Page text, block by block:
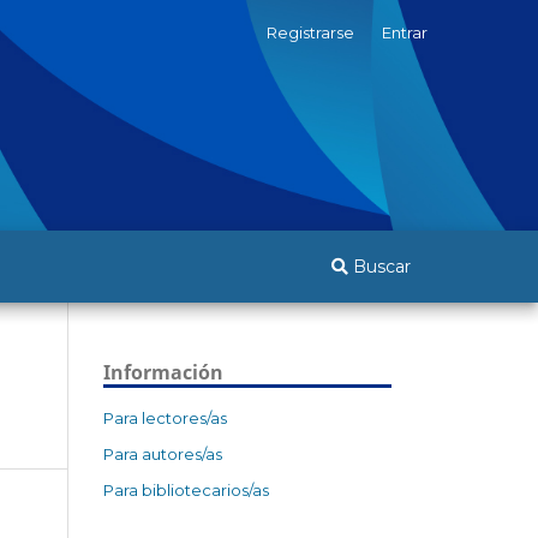
Buscar
Registrarse Entrar
Información
Para lectores/as
Para autores/as
Para bibliotecarios/as